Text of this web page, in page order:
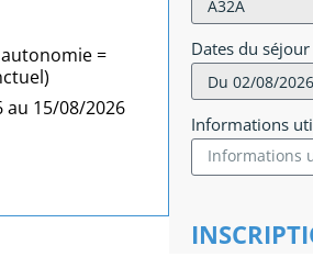
=
au 15/08/2026
Dates du séjour
Informations